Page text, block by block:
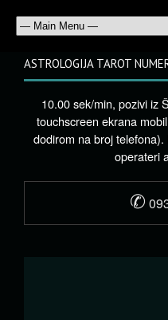
ASTROLOGIJA TAROT
10.00 sek/min, pozivi iz
touchscreen ekrana
dodirom na broj
operateri
✆